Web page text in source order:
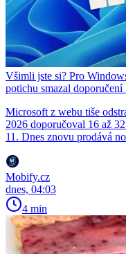
Všimli jste si? Pro
potichu smazal
Microsoft z webu tiše
2026 doporučoval 16 až
11. Dnes znovu prodává
Mobify.cz
dnes, 04:03
4 min